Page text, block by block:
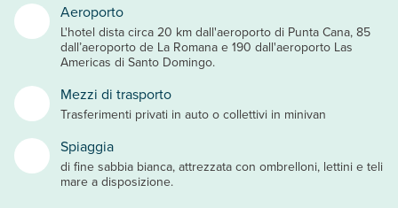
Aeroporto
L'hotel dista circa 20 km dall'aeroporto di Punta Cana, 85
dall’aeroporto de La Romana e 190 dall'aeroporto Las
Americas di Santo Domingo.
Mezzi di trasporto
Trasferimenti privati in auto o collettivi in minivan
Spiaggia
di fine sabbia bianca, attrezzata con ombrelloni, lettini e teli
mare a disposizione.